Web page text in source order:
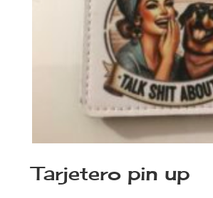
Tarjetero pin up